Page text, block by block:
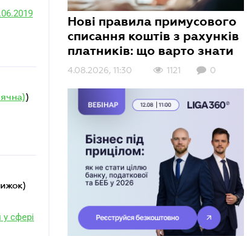
)
сфері
Нові правила примусового
списання коштів з рахунків
платників: що варто знати
4.08.2026, 11:30 1121 0